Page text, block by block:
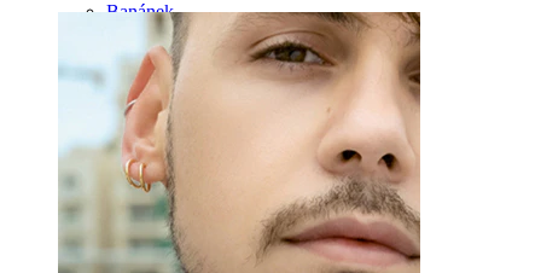
Banánek
Ušní lalůček
Titan